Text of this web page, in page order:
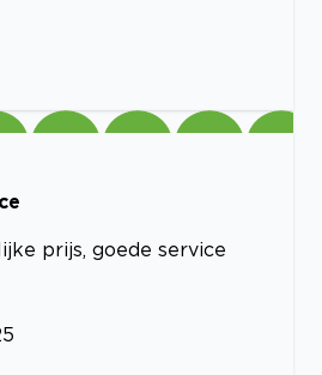
prijs, goede service